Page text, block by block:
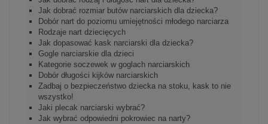
Jak dobrać rozmiar butów narciarskich dla dziecka?
Dobór nart do poziomu umiejętności młodego narciarza
Rodzaje nart dziecięcych
Jak dopasować kask narciarski dla dziecka?
Gogle narciarskie dla dzieci
Kategorie soczewek w goglach narciarskich
Dobór długości kijków narciarskich
Zadbaj o bezpieczeństwo dziecka na stoku, kask to nie
wszystko!
Jaki plecak narciarski wybrać?
Jak wybrać odpowiedni pokrowiec na narty?